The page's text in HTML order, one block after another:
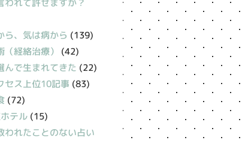
われて許せますか？
ら、気は病から (139)
（経絡治療）
(42)
んで生まれてきた (22)
セス上位10記事 (83)
(72)
テル(15)
われたことのない占い